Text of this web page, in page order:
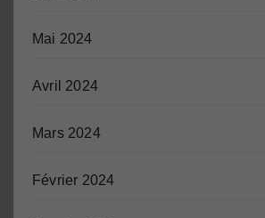
Mai 2024
Avril 2024
Mars 2024
Février 2024